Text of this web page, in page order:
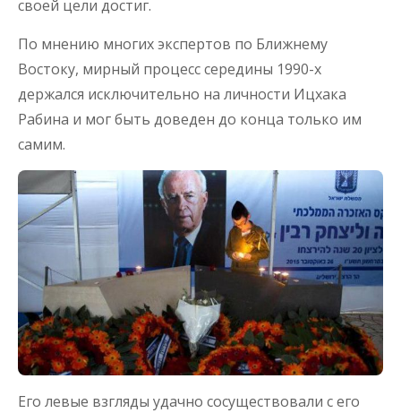
своей цели достиг.
По мнению многих экспертов по Ближнему
Востоку, мирный процесс середины 1990-х
держался исключительно на личности Ицхака
Рабина и мог быть доведен до конца только им
самим.
Его левые взгляды удачно сосуществовали с его